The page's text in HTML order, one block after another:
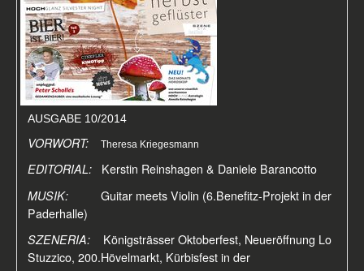
AUSGABE 10/2014
VORWORT: Theresa Kriegesmann
EDITORIAL: Kerstin Reinshagen & Daniele Barancotto
MUSIK: Guitar meets Violin (6.Benefitz-Projekt in der
Paderhalle)
SZENERIA: Königsträsser Oktoberfest, Neueröffnung Lo
Stuzzico, 200.Hövelmarkt, Kürbisfest in der